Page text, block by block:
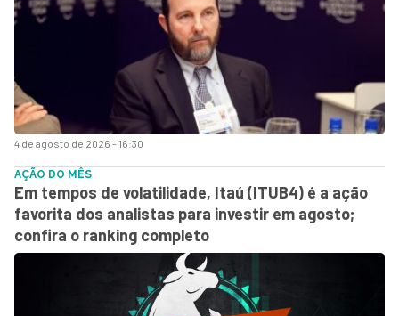
4 de agosto de 2026 - 16:30
AÇÃO DO MÊS
Em tempos de volatilidade, Itaú (ITUB4) é a ação
favorita dos analistas para investir em agosto;
confira o ranking completo